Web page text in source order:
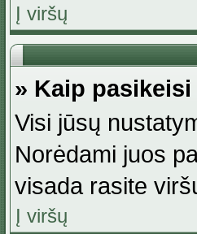
Į viršų
» Kaip
Visi jūsų
Norėdami juos
visada rasite
Į viršų